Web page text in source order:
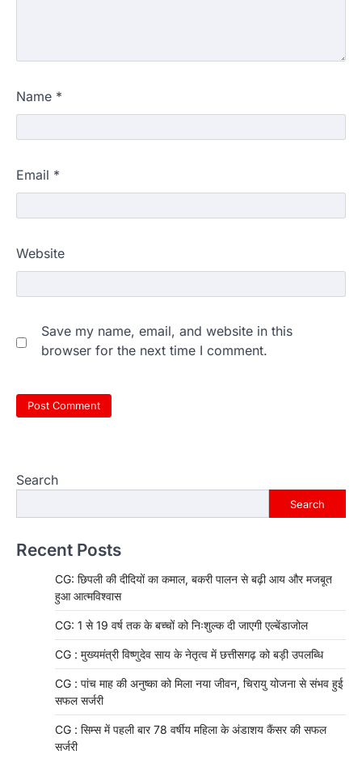
Name *
Email *
Website
Save my name, email, and website in this
browser for the next time I comment.
Search
Search
Recent Posts
CG: छिपली की दीदियों का कमाल, बकरी पालन से बढ़ी आय और मजबूत
हुआ आत्मविश्वास
CG: 1 से 19 वर्ष तक के बच्चों को निःशुल्क दी जाएगी एल्बेंडाजोल
CG : मुख्यमंत्री विष्णुदेव साय के नेतृत्व में छत्तीसगढ़ को बड़ी उपलब्धि
CG : पांच माह की अनुष्का को मिला नया जीवन, चिरायु योजना से संभव हुई
सफल सर्जरी
CG : सिम्स में पहली बार 78 वर्षीय महिला के अंडाशय कैंसर की सफल
सर्जरी